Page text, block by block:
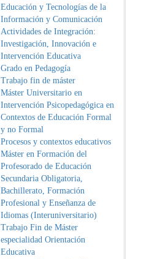
Educación y Tecnologías de la
Información y Comunicación
Actividades de Integración:
Investigación, Innovación e
Intervención Educativa
Grado en Pedagogía
Trabajo fin de máster
Máster Universitario en
Intervención Psicopedagógica en
Contextos de Educación Formal
y no Formal
Procesos y contextos educativos
Máster en Formación del
Profesorado de Educación
Secundaria Obligatoria,
Bachillerato, Formación
Profesional y Enseñanza de
Idiomas (Interuniversitario)
Trabajo Fin de Máster
especialidad Orientación
Educativa